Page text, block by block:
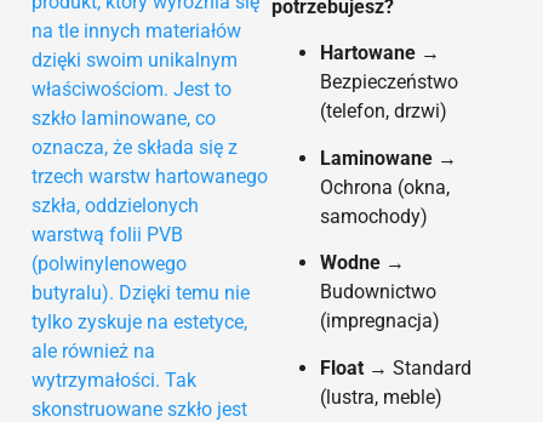
na tle innych materiałów
dzięki swoim unikalnym
właściwościom. Jest to
szkło laminowane, co
oznacza, że składa się z
trzech warstw hartowanego
szkła, oddzielonych
warstwą folii PVB
(polwinylenowego
butyralu). Dzięki temu nie
tylko zyskuje na estetyce,
ale również na
wytrzymałości. Tak
skonstruowane szkło jest
potrzebujesz?
Hartowane →
Bezpieczeństwo
(telefon, drzwi)
Laminowane →
Ochrona (okna,
samochody)
Wodne →
Budownictwo
(impregnacja)
Float → Standard
(lustra, meble)